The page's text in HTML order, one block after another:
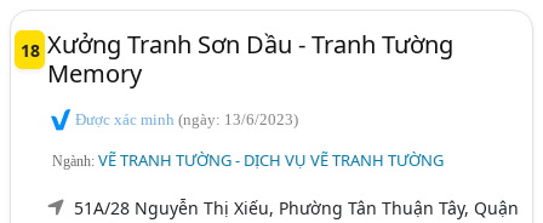
18 Xưởng Tranh Sơn Dầu - Tranh Tường
Memory
Được xác minh(ngày: 13/6/2023)
Ngành:VẼ TRANH TƯỜNG - DỊCH VỤ VẼ TRANH TƯỜNG
51A/28 Nguyễn Thị Xiếu, Phường Tân Thuận Tây, Quận